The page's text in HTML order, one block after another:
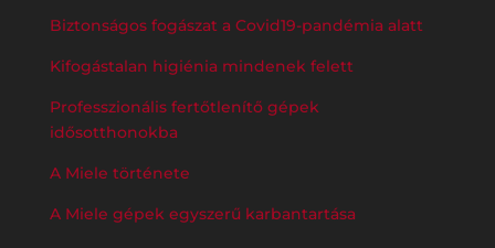
Biztonságos fogászat a Covid19-pandémia alatt
Kifogástalan higiénia mindenek felett
Professzionális fertőtlenítő gépek
idősotthonokba
A Miele története
A Miele gépek egyszerű karbantartása